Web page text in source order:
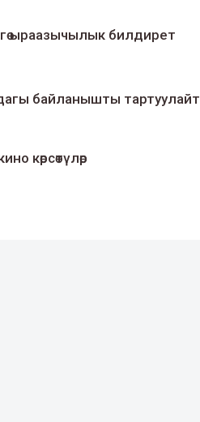
ыраазычылык билдирет
байланышты тартуулайт
көрсөтүлөр